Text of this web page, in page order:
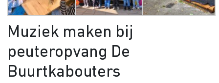
Muziek maken bij
peuteropvang De
Buurtkabouters